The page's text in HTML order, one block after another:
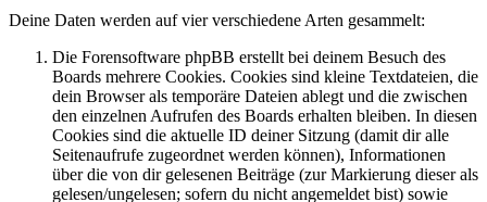
Deine Daten werden auf vier verschiedene Arten gesammelt:
Die Forensoftware phpBB erstellt bei deinem Besuch des
Boards mehrere Cookies. Cookies sind kleine Textdateien, die
dein Browser als temporäre Dateien ablegt und die zwischen
den einzelnen Aufrufen des Boards erhalten bleiben. In diesen
Cookies sind die aktuelle ID deiner Sitzung (damit dir alle
Seitenaufrufe zugeordnet werden können), Informationen
über die von dir gelesenen Beiträge (zur Markierung dieser als
gelesen/ungelesen; sofern du nicht angemeldet bist) sowie